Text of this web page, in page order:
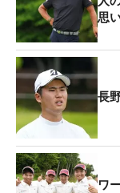
思
長
ワ